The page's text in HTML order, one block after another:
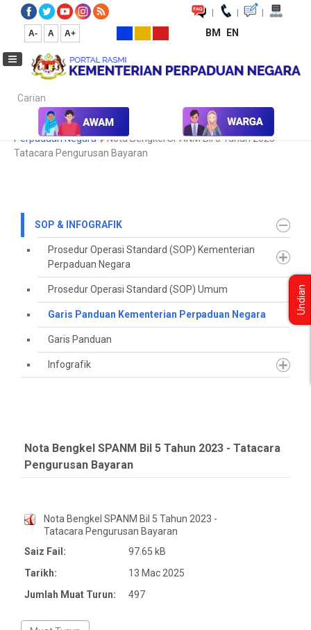
| | |
A- A A+ BM EN
Carian...
Laman Utama SOP & Infografik
Garis Panduan Kementerian
Perpaduan Negara
Nota Bengkel SPANM Bil 5 Tahun 2023 -
Tatacara Pengurusan Bayaran
SOP & INFOGRAFIK
Prosedur Operasi Standard (SOP) Kementerian
Perpaduan Negara
Prosedur Operasi Standard (SOP) Umum
Garis Panduan Kementerian Perpaduan Negara
Garis Panduan
Infografik
Nota Bengkel SPANM Bil 5 Tahun 2023 - Tatacara
Pengurusan Bayaran
Nota Bengkel SPANM Bil 5 Tahun 2023 -
Tatacara Pengurusan Bayaran
Saiz Fail:
97.65 kB
Tarikh:
13 Mac 2025
Jumlah Muat Turun:
497
Undian